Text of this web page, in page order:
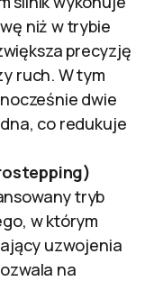
niż w trybie
precyzję
ruch. W tym
dwie
co redukuje
tryb
w którym
uzwojenia
na